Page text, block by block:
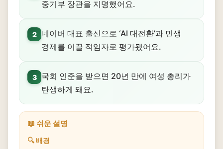
중기부 장관을 지명했어요.
2
네이버 대표 출신으로 ‘AI 대전환’과 민생
경제를 이끌 적임자로 평가됐어요.
3
국회 인준을 받으면 20년 만에 여성 총리가
탄생하게 돼요.
📖 쉬운 설명
🔍 배경